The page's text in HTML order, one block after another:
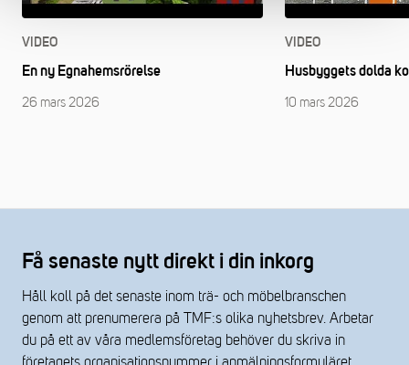
VIDEO
En ny Egnahemsrörelse
26 mars 2026
VIDEO
Husbyggets dolda
10 mars 2026
Få senaste nytt direkt i din inkorg
Håll koll på det senaste inom trä- och möbelbranschen
genom att prenumerera på TMF:s olika nyhetsbrev. Arbetar
du på ett av våra medlemsföretag behöver du skriva in